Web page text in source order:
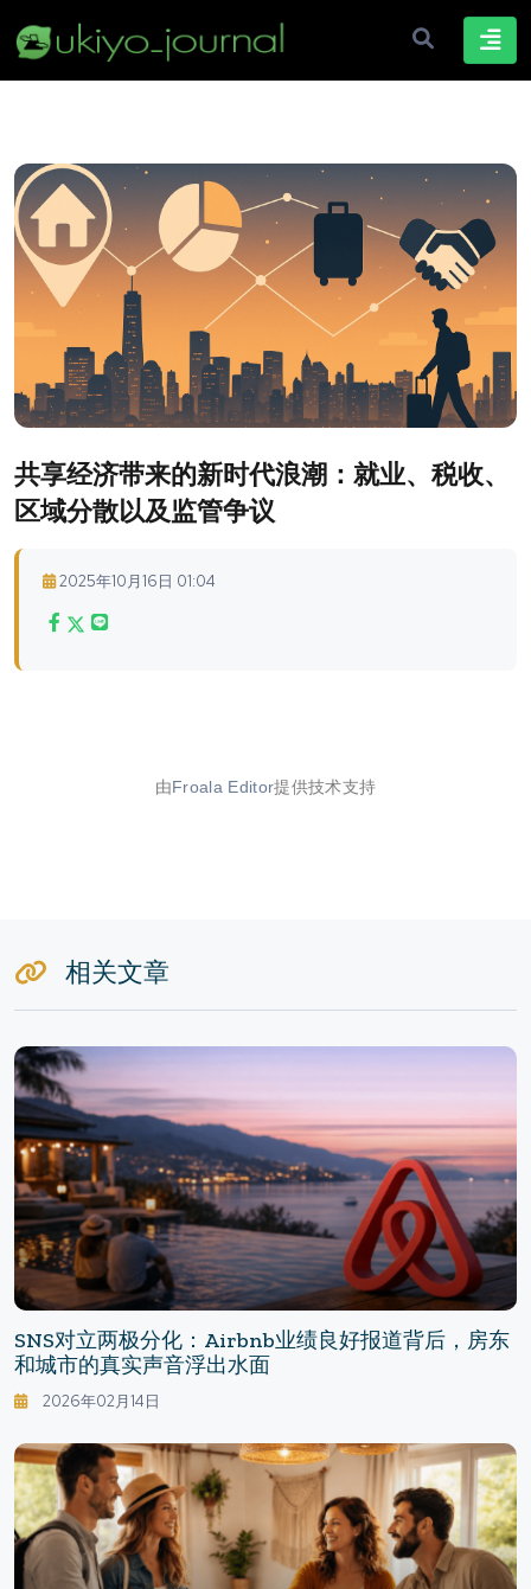
共享经济带来的新时代浪潮：就业、税收、
区域分散以及监管争议
2025年10月16日 01:04
由Froala Editor提供技术支持
相关文章
SNS对立两极分化：Airbnb业绩良好报道背后，房东
和城市的真实声音浮出水面
2026年02月14日